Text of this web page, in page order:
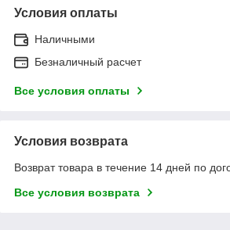
Условия оплаты
Наличными
Безналичный расчет
Все условия оплаты
Условия возврата
Возврат товара в течение 14 дней по
Все условия возврата